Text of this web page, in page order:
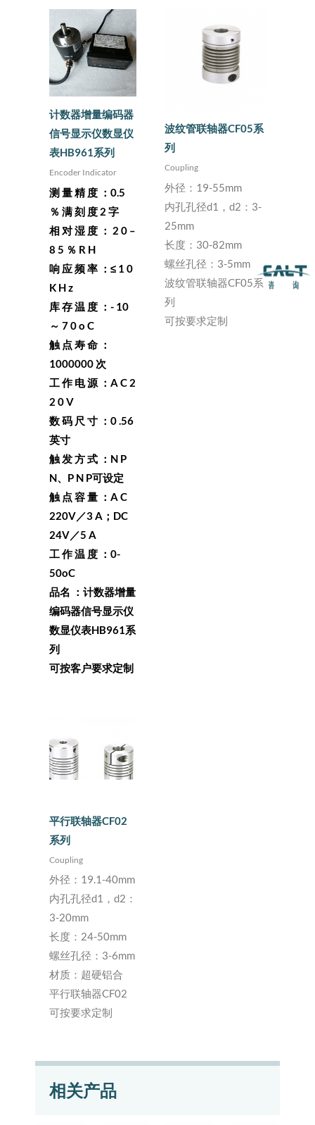
计数器增量编码器
信号显示仪数显仪
表HB961系列
Encoder Indicator
测 量 精 度 ：0.5
％ 满 刻 度 2 字
相 对 湿 度 ： 2 0 –
8 5 ％ R H
响 应 频 率 ：≤ 1 0
K H z
库 存 温 度 ：- 10
～ 7 0 o C
触 点 寿 命 ：
1000000 次
工 作 电 源 ：A C 2
2 0 V
数 码 尺 寸 ：0 .56
英寸
触 发 方 式 ：N P
N、P N P可设定
触 点 容 量 ：A C
220V／3 A；DC
24V／5 A
工 作 温 度 ：0-
50oC
品名 ：计数器增量
编码器信号显示仪
数显仪表HB961系
列
可按客户要求定制
波纹管联轴器CF05系
列
Coupling
外径：19-55mm
内孔孔径d1，d2：3-
25mm
长度：30-82mm
螺丝孔径：3-5mm
波纹管联轴器CF05系
列
可按要求定制
平行联轴器CF02
系列
Coupling
外径：19.1-40mm
内孔孔径d1，d2：
3-20mm
长度：24-50mm
螺丝孔径：3-6mm
材质：超硬铝合
平行联轴器CF02
可按要求定制
相关产品